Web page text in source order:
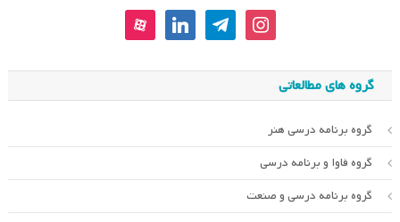
instagram
telegram
linkedin
aparat
گروه های مطالعاتی
گروه برنامه درسی هنر
گروه فاوا و برنامه درسی
گروه برنامه درسی و صنعت